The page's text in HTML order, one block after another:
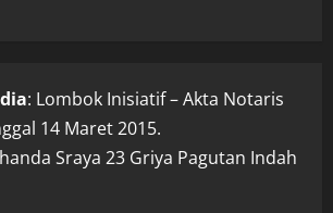
: Lombok Inisiatif – Akta Notaris
14 Maret 2015.
Sraya 23 Griya Pagutan Indah